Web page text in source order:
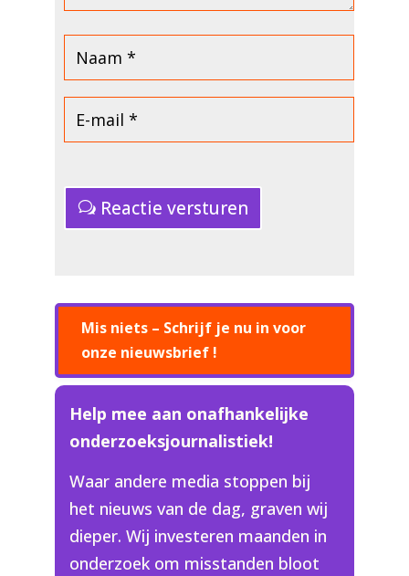
Reactie versturen
Mis niets – Schrijf je nu in voor
onze nieuwsbrief !
Help mee aan onafhankelijke
onderzoeksjournalistiek!
Waar andere media stoppen bij
het nieuws van de dag, graven wij
dieper. Wij investeren maanden in
onderzoek om misstanden bloot